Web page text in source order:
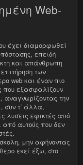
Web-
έχει διαμορφωθεί
επειδή
και απάνθρωπη
των
web και έναν πιο
που εξασφαλίζουν
αναγνωρίζοντας την
συν τ’ άλλα,
λυσεις εφικτές από
από αυτούς που δεν
μην αφήνοντας
εκεί έξω, στο